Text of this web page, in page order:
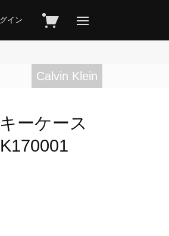
イン
Calvin Klein
ーケース